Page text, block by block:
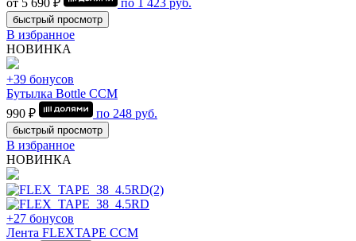
от 5 690 ₽
по 1 423 руб.
быстрый просмотр
В избранное
НОВИНКА
+39 бонусов
Бутылка Bottle CCM
990 ₽
по 248 руб.
быстрый просмотр
В избранное
НОВИНКА
+27 бонусов
Лента FLEXTAPE CCM